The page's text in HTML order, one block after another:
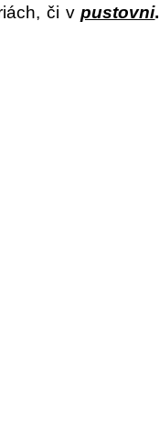
či vpustovni.